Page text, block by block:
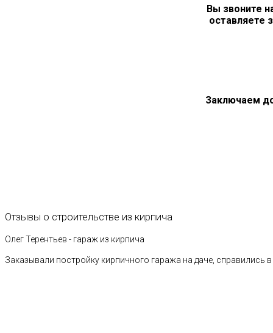
Вы звоните
оставляете
Заключаем
Отзывы о строительстве из кирпича
Олег Терентьев - гараж из кирпича
Заказывали постройку кирпичного гаража на даче, справились